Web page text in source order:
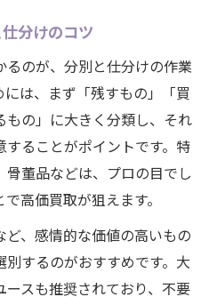
分けのコツ
のが、分別と仕分けの作業
は、まず「残すもの」「買
の」に大きく分類し、それ
ることがポイントです。特
董品などは、プロの目でし
高価買取が狙えます。
ど、感情的な価値の高いもの
するのがおすすめです。大
スも推奨されており、不要